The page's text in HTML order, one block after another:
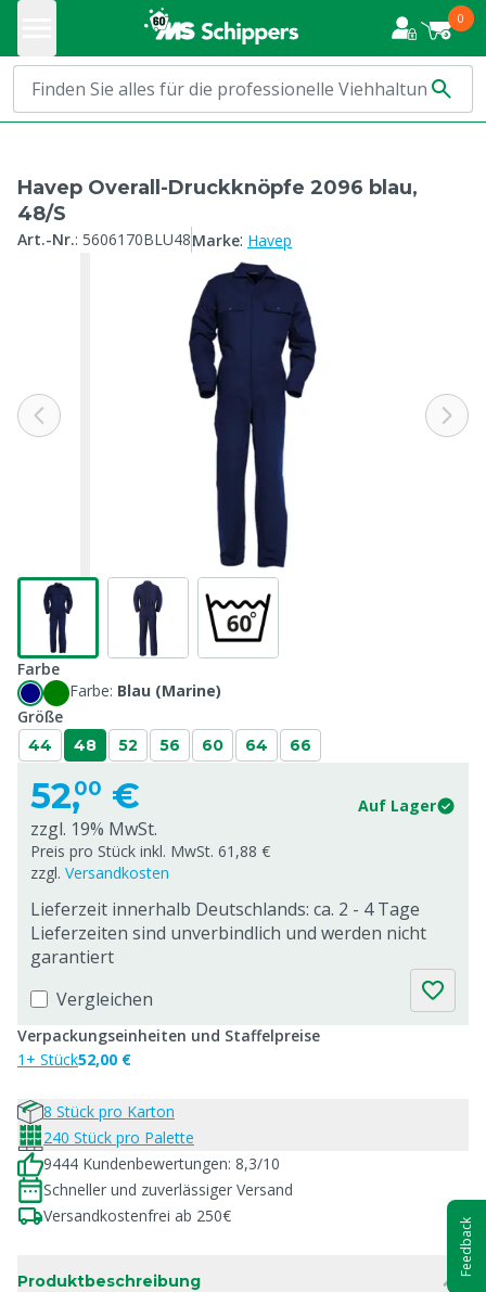
0
Havep Overall-Druckknöpfe 2096 blau,
48/S
Art.-Nr.: 5606170BLU48Marke: Havep
Farbe
Farbe: Blau (Marine)
Größe
44 48 52 56 60 64 66
52,00 € Auf Lager
zzgl. 19% MwSt.
Preis pro Stück inkl. MwSt. 61,88 €
zzgl. Versandkosten
Lieferzeit innerhalb Deutschlands: ca. 2 - 4 Tage
Lieferzeiten sind unverbindlich und werden nicht
garantiert
Vergleichen
Verpackungseinheiten und Staffelpreise
1+ Stück52,00 €
8 Stück pro Karton
240 Stück pro Palette
9444 Kundenbewertungen: 8,3/10
Schneller und zuverlässiger Versand
Versandkostenfrei ab 250€
Produktbeschreibung
Feedback